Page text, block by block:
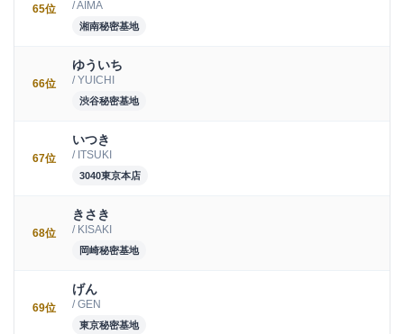
65位 / AIMA
湘南秘密基地
66位
ゆういち
/ YUICHI
渋谷秘密基地
67位
いつき
/ ITSUKI
3040東京本店
68位
きさき
/ KISAKI
岡崎秘密基地
69位
げん
/ GEN
東京秘密基地